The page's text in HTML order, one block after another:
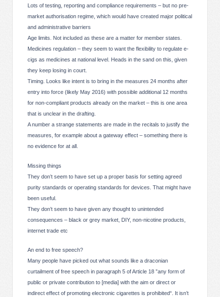
Lots of testing, reporting and compliance requirements – but no pre-
market authorisation regime, which would have created major political
and administrative barriers
Age limits. Not included as these are a matter for member states.
Medicines regulation – they seem to want the flexibility to regulate e-
cigs as medicines at national level. Heads in the sand on this, given
they keep losing in court.
Timing. Looks like intent is to bring in the measures 24 months after
entry into force (likely May 2016) with possible additional 12 months
for non-compliant products already on the market – this is one area
that is unclear in the drafting.
A number a strange statements are made in the recitals to justify the
measures, for example about a gateway effect – something there is
no evidence for at all.
Missing things
They don’t seem to have set up a proper basis for setting agreed
purity standards or operating standards for devices. That might have
been useful.
They don’t seem to have given any thought to unintended
consequences – black or grey market, DIY, non-nicotine products,
internet trade etc
An end to free speech?
Many people have picked out what sounds like a draconian
curtailment of free speech in paragraph 5 of Article 18 ”any form of
public or private contribution to [media] with the aim or direct or
indirect effect of promoting electronic cigarettes is prohibited“. It isn’t